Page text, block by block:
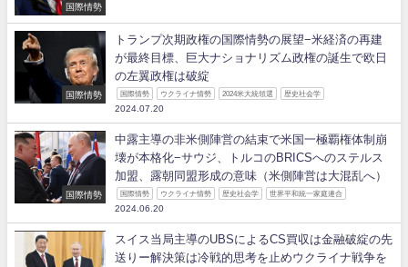
国際情勢
国際情勢
トランプ次期政権の国際情勢の展望−米経済の再建
が最終目標、巨大ナショナリズム政権の誕生で欧日
の左翼政権は破綻
国際情勢 ウクライナ情勢 2024米大統領選 歴史社会学
2024.07.20
国際情勢
中露主導の非米側陣営の結束で米国一極覇権体制崩
壊が本格化−サウジ、トルコのBRICSへのステルス
加盟、露朝同盟形成の意味（米側陣営は大混乱へ）
国際情勢 ウクライナ情勢 歴史社会学 世界平和統一家庭連合
2024.06.20
スイス当局主導のUBSによるCS買収は金融破綻の先
送りー解決策は冷戦的思考を止めウクライナ戦争を